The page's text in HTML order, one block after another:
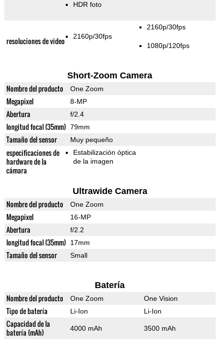
HDR foto
resoluciones de video 2160p/30fps
2160p/30fps
1080p/120fps
Short-Zoom Camera
Nombre del producto One Zoom
Megapixel 8-MP
Abertura f/2.4
longitud focal (35mm) 79mm
Tamaño del sensor Muy pequeño
especificaciones de
hardware de la
cámara
Estabilización óptica
de la imagen
Ultrawide Camera
Nombre del producto One Zoom
Megapixel 16-MP
Abertura f/2.2
longitud focal (35mm) 17mm
Tamaño del sensor Small
Batería
Nombre del producto One Zoom One Vision
Tipo de batería Li-Ion Li-Ion
Capacidad de la
batería (mAh)
4000 mAh 3500 mAh